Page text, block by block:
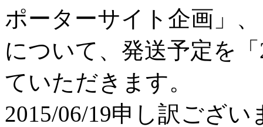
ポーターサイト企画」
について、発送予定を
ていただきます。
2015/06/19申し訳ござい